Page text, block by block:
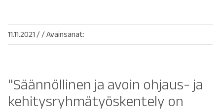
11.11.2021 / / Avainsanat:
"Säännöllinen ja avoin ohjaus- ja
kehitysryhmätyöskentely on